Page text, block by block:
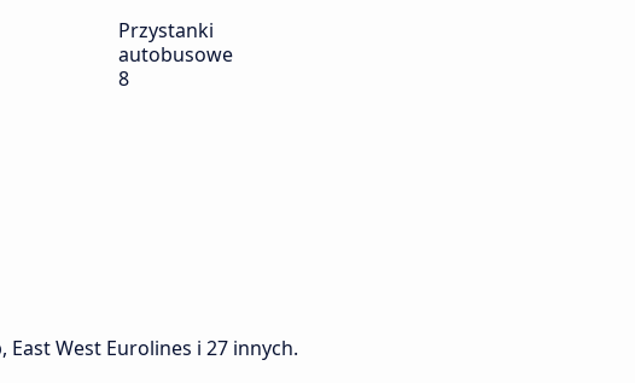
Przystanki
autobusowe
8
West Eurolines i 27 innych.